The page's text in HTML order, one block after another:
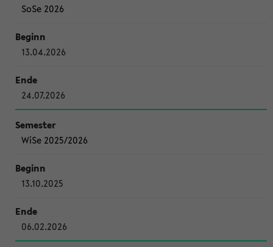
SoSe 2026
13.04.2026
24.07.2026
WiSe 2025/2026
13.10.2025
06.02.2026